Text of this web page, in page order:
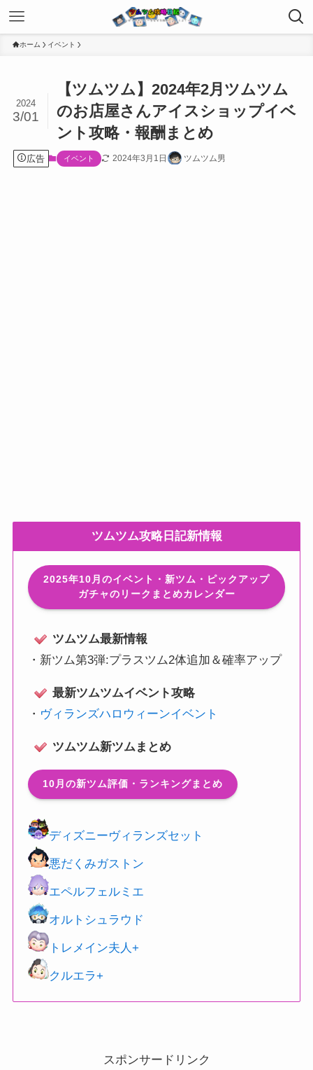
ホーム イベント
【ツムツム】2024年2月ツムツム
のお店屋さんアイスショップイベ
ント攻略・報酬まとめ
2024
3/01
広告 イベント 2024年3月1日 ツムツム男
ツムツム攻略日記新情報
2025年10月のイベント・新ツム・ピックアップ
ガチャのリークまとめカレンダー
ツムツム最新情報
・ 新ツム第3弾:プラスツム2体追加＆確率アップ
最新ツムツムイベント攻略
・ ヴィランズハロウィーンイベント
ツムツム新ツムまとめ
10月の新ツム評価・ランキングまとめ
ディズニーヴィランズセット
悪だくみガストン
エペルフェルミエ
オルトシュラウド
トレメイン夫人+
クルエラ+
スポンサードリンク